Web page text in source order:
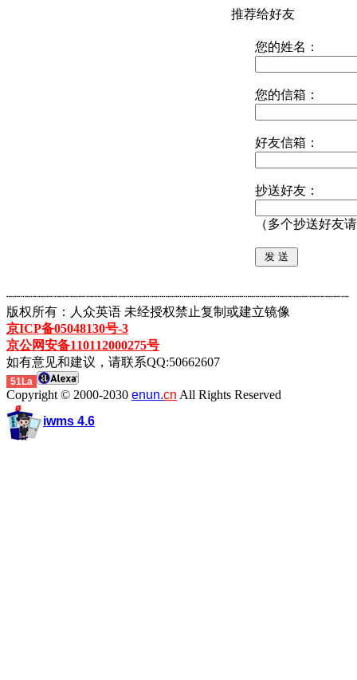
推荐给好友
您的姓名：
您的信箱：
好友信箱：
抄送好友：
（多个抄送好友
┈┈┈┈┈┈┈┈┈┈┈┈┈┈┈┈┈┈┈┈┈┈┈┈┈┈┈┈┈┈┈┈┈┈┈┈┈┈┈┈┈┈┈
版权所有：人众英语 未经授权禁止复制或建立镜像
京ICP备05048130号-3
京公网安备110112000275号
如有意见和建议，请联系QQ:50662607
51La
Copyright © 2000-2030 enun.cn All Rights Reserved
iwms 4.6